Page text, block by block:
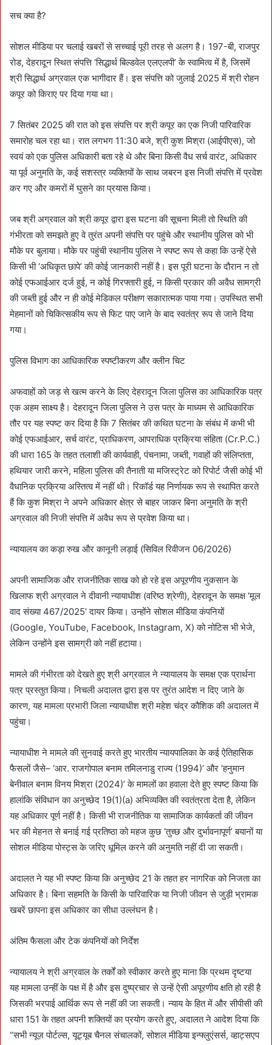
सच क्या है?
सोशल मीडिया पर चलाई खबरों से सच्चाई पूरी तरह से अलग है। 197-बी, राजपुर
रोड, देहरादून स्थित संपत्ति ‘सिद्धार्थ बिल्डवेल एलएलपी’ के स्वामित्व में है, जिसमें
श्री सिद्धार्थ अग्रवाल एक भागीदार हैं। इस संपत्ति को जुलाई 2025 में श्री रोहन
कपूर को किराए पर दिया गया था।
7 सितंबर 2025 की रात को इस संपत्ति पर श्री कपूर का एक निजी पारिवारिक
समारोह चल रहा था। रात लगभग 11:30 बजे, श्री कुश मिश्रा (आईपीएस), जो
स्वयं को एक पुलिस अधिकारी बता रहे थे और बिना किसी वैध सर्च वारंट, अधिकार
या पूर्व अनुमति के, कई सशस्त्र व्यक्तियों के साथ जबरन इस निजी संपत्ति में प्रवेश
कर गए और कमरों में घुसने का प्रयास किया।
जब श्री अग्रवाल को श्री कपूर द्वारा इस घटना की सूचना मिली तो स्थिति की
गंभीरता को समझते हुए वे तुरंत अपनी संपत्ति पर पहुंचे और स्थानीय पुलिस को भी
मौके पर बुलाया। मौके पर पहुंची स्थानीय पुलिस ने स्पष्ट रूप से कहा कि उन्हें ऐसे
किसी भी ‘अधिकृत छापे’ की कोई जानकारी नहीं है। इस पूरी घटना के दौरान न तो
कोई एफआईआर दर्ज हुई, न कोई गिरफ्तारी हुई, न किसी प्रकार की अवैध सामग्री
की जब्ती हुई और न ही कोई मेडिकल परीक्षण सकारात्मक पाया गया। उपस्थित सभी
मेहमानों को चिकित्सकीय रूप से फिट पाए जाने के बाद स्वतंत्र रूप से जाने दिया
गया।
पुलिस विभाग का आधिकारिक स्पष्टीकरण और क्लीन चिट
अफवाहों को जड़ से खत्म करने के लिए देहरादून जिला पुलिस का आधिकारिक पत्र
एक अहम साक्ष्य है। देहरादून जिला पुलिस ने उस पत्र के माध्यम से आधिकारिक
तौर पर यह स्पष्ट कर दिया है कि 7 सितंबर की कथित घटना के संबंध में कभी भी
कोई एफआईआर, सर्च वारंट, प्राधिकरण, आपराधिक प्रक्रिया संहिता (Cr.P.C.)
की धारा 165 के तहत तलाशी की कार्यवाही, पंचनामा, जब्ती, गवाहों की संलिप्तता,
हथियार जारी करने, महिला पुलिस की तैनाती या मजिस्ट्रेट को रिपोर्ट जैसी कोई भी
वैधानिक प्रक्रिया अस्तित्व में नहीं थी। रिकॉर्ड यह निर्णायक रूप से स्थापित करते
हैं कि कुश मिश्रा ने अपने अधिकार क्षेत्र से बाहर जाकर बिना अनुमति के श्री
अग्रवाल की निजी संपत्ति में अवैध रूप से प्रवेश किया था।
न्यायालय का कड़ा रुख और कानूनी लड़ाई (सिविल रिवीजन 06/2026)
अपनी सामाजिक और राजनीतिक साख को हो रहे इस अपूरणीय नुकसान के
खिलाफ श्री अग्रवाल ने दीवानी न्यायाधीश (वरिष्ठ श्रेणी), देहरादून के समक्ष ‘मूल
वाद संख्या 467/2025’ दायर किया। उन्होंने सोशल मीडिया कंपनियों
(Google, YouTube, Facebook, Instagram, X) को नोटिस भी भेजे,
लेकिन उन्होंने इस सामग्री को नहीं हटाया।
मामले की गंभीरता को देखते हुए श्री अग्रवाल ने न्यायालय के समक्ष एक प्रार्थना
पत्र प्रस्तुत किया। निचली अदालत द्वारा इस पर तुरंत आदेश न दिए जाने के
कारण, यह मामला प्रभारी जिला न्यायाधीश श्री महेश चंद्र कौशिक की अदालत में
पहुंचा।
न्यायाधीश ने मामले की सुनवाई करते हुए भारतीय न्यायपालिका के कई ऐतिहासिक
फैसलों जैसे– ‘आर. राजगोपाल बनाम तमिलनाडु राज्य (1994)’ और ‘हनुमान
बेनीवाल बनाम विनय मिश्रा (2024)’ के मामलों का हवाला देते हुए स्पष्ट किया कि
हालांकि संविधान का अनुच्छेद 19(1)(a) अभिव्यक्ति की स्वतंत्रता देता है, लेकिन
यह अधिकार पूर्ण नहीं है। किसी भी राजनीतिक या सामाजिक कार्यकर्ता की जीवन
भर की मेहनत से बनाई गई प्रतिष्ठा को महज कुछ ‘तुच्छ और दुर्भावनापूर्ण’ बयानों या
सोशल मीडिया पोस्ट्स के जरिए धूमिल करने की अनुमति नहीं दी जा सकती।
अदालत ने यह भी स्पष्ट किया कि अनुच्छेद 21 के तहत हर नागरिक को निजता का
अधिकार है। बिना सहमति के किसी के पारिवारिक या निजी जीवन से जुड़ी भ्रामक
खबरें छापना इस अधिकार का सीधा उल्लंघन है।
अंतिम फैसला और टेक कंपनियों को निर्देश
न्यायालय ने श्री अग्रवाल के तर्कों को स्वीकार करते हुए माना कि प्रथम दृष्टया
यह मामला उन्हीं के पक्ष में है और इस दुष्प्रचार से उन्हें ऐसी अपूरणीय क्षति हो रही है
जिसकी भरपाई आर्थिक रूप से नहीं की जा सकती। न्याय के हित में और सीपीसी की
धारा 151 के तहत अपनी शक्तियों का प्रयोग करते हुए, अदालत ने आदेश दिया कि
“सभी न्यूज़ पोर्टल्स, यूट्यूब चैनल संचालकों, सोशल मीडिया इन्फ्लुएंसर्स, व्हाट्सएप